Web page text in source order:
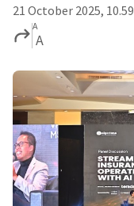
21 October 2025, 10.59
A
A